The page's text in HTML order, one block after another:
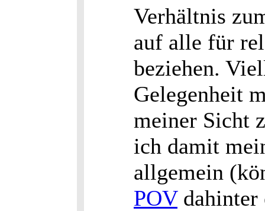
Verhältnis
auf alle für
beziehen.
Gelegenheit
meiner Sicht
ich damit
allgemein
POVdahinter